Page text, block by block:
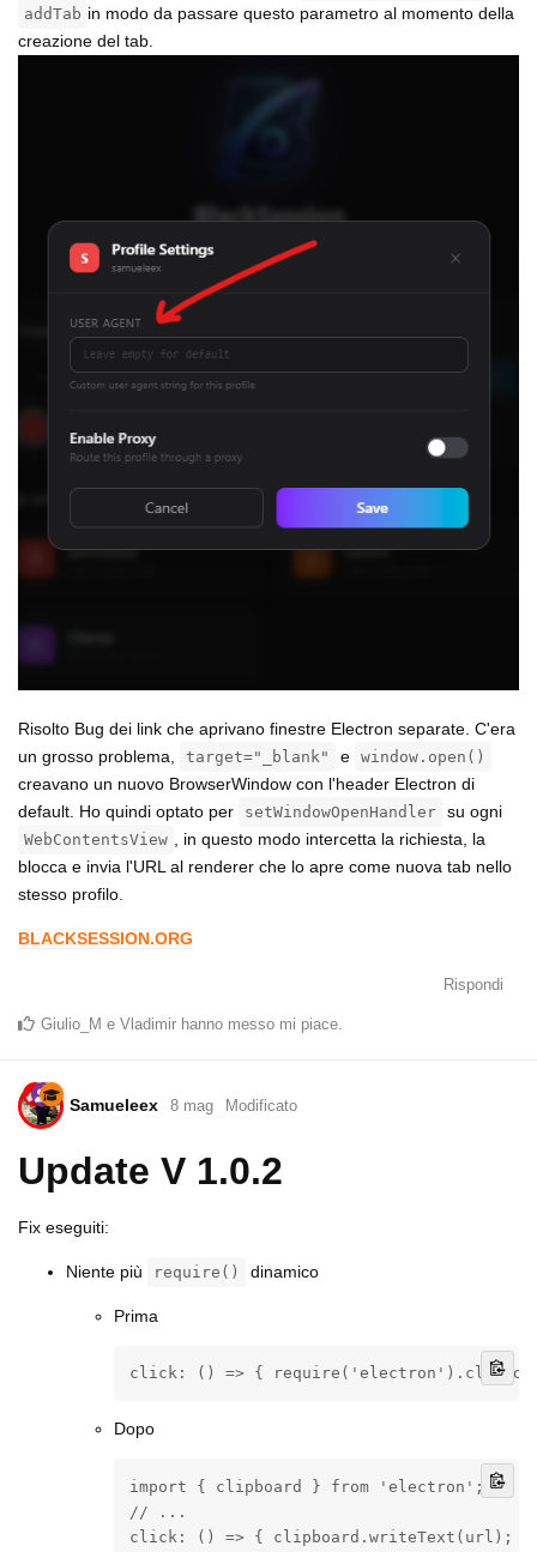
addTab in modo da passare questo parametro al momento della
creazione del tab.
Risolto Bug dei link che aprivano finestre Electron separate. C'era
un grosso problema,
target="_blank" e window.open()
creavano un nuovo BrowserWindow con l'header Electron di
default. Ho quindi optato per
setWindowOpenHandler su ogni
WebContentsView
, in questo modo intercetta la richiesta, la
blocca e invia l'URL al renderer che lo apre come nuova tab nello
stesso profilo.
BLACKSESSION.ORG
Rispondi
Giulio_M e Vladimir hanno messo mi piace.
Samueleex 8 mag Modificato
Update V 1.0.2
Fix eseguiti:
Niente più require() dinamico
Prima
click: () => {
Dopo
import { clipboard } from 'electron';
// ...
click: () => { clipboard.writeText(url); }